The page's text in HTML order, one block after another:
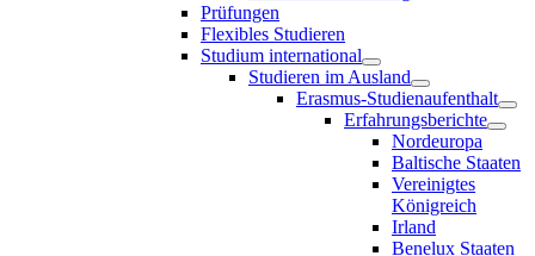
Prüfungen
Flexibles Studieren
Studium international
Studieren im Ausland
Erasmus-Studienaufenthalt
Erfahrungsberichte
Nordeuropa
Baltische Staaten
Vereinigtes
Königreich
Irland
Benelux Staaten